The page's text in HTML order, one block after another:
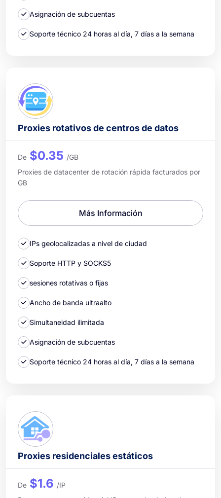
Asignación de subcuentas
Soporte técnico 24 horas al día, 7 días a la semana
Proxies rotativos de centros de datos
De $0.35 /GB
Proxies de datacenter de rotación rápida facturados por
GB
Más Información
IPs geolocalizadas a nivel de ciudad
Soporte HTTP y SOCKS5
sesiones rotativas o fijas
Ancho de banda ultraalto
Simultaneidad ilimitada
Asignación de subcuentas
Soporte técnico 24 horas al día, 7 días a la semana
Proxies residenciales estáticos
De $1.6 /IP